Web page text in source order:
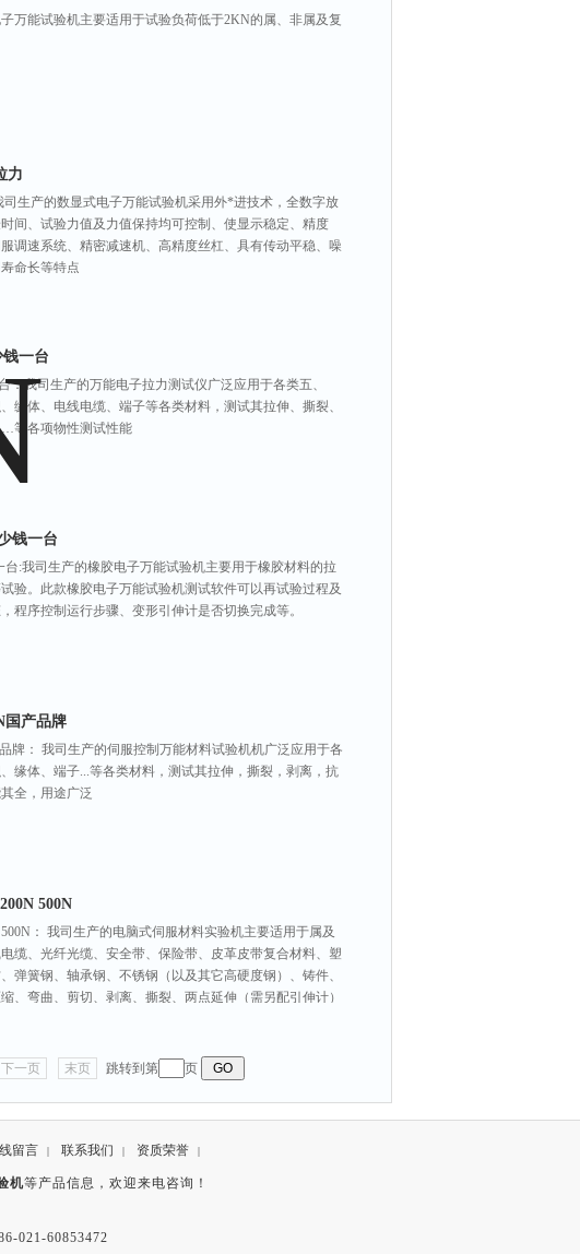
万能试验机主要适用于试验负荷低于2KN的属、非属及复
力
生产的数显式电子万能试验机采用外*进技术，全数字放
间、试验力值及力值保持均可控制、使显示稳定、精度
调速系统、精密减速机、高精度丝杠、具有传动平稳、噪
命长等特点
一台
：我司生产的万能电子拉力测试仪广泛应用于各类五、
缘体、电线电缆、端子等各类材料，测试其拉伸、撕裂、
等各项物性测试性能
钱一台
:我司生产的橡胶电子万能试验机主要用于橡胶材料的拉
验。此款橡胶电子万能试验机测试软件可以再试验过程及
程序控制运行步骤、变形引伸计是否切换完成等。
国产品牌
牌： 我司生产的伺服控制万能材料试验机机广泛应用于各
缘体、端子...等各类材料，测试其拉伸，撕裂，剥离，抗
全，用途广泛
500N
： 我司生产的电脑式伺服材料实验机主要适用于属及
缆、光纤光缆、安全带、保险带、皮革皮带复合材料、塑
弹簧钢、轴承钢、不锈钢（以及其它高硬度钢）、铸件、
、弯曲、剪切、剥离、撕裂、两点延伸（需另配引伸计）
下一页 末页 跳转到第 页
留言 | 联系我们 | 资质荣誉 |
机等产品信息，欢迎来电咨询！
021-60853472